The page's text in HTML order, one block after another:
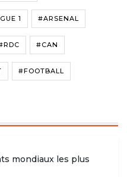
1 #ARSENAL
#CAN
#FOOTBALL
mondiaux les plus